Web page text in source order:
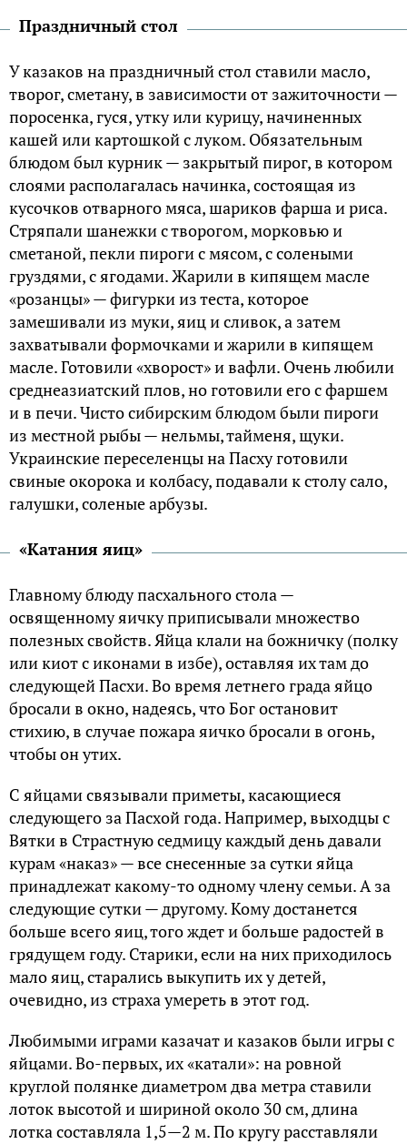
Праздничный стол
У казаков на праздничный стол ставили масло,
творог, сметану, в зависимости от зажиточности —
поросенка, гуся, утку или курицу, начиненных
кашей или картошкой с луком. Обязательным
блюдом был курник — закрытый пирог, в котором
слоями располагалась начинка, состоящая из
кусочков отварного мяса, шариков фарша и риса.
Стряпали шанежки с творогом, морковью и
сметаной, пекли пироги с мясом, с солеными
груздями, с ягодами. Жарили в кипящем масле
«розанцы» — фигурки из теста, которое
замешивали из муки, яиц и сливок, а затем
захватывали формочками и жарили в кипящем
масле. Готовили «хворост» и вафли. Очень любили
среднеазиатский плов, но готовили его с фаршем
и в печи. Чисто сибирским блюдом были пироги
из местной рыбы — нельмы, тайменя, щуки.
Украинские переселенцы на Пасху готовили
свиные окорока и колбасу, подавали к столу сало,
галушки, соленые арбузы.
«Катания яиц»
Главному блюду пасхального стола —
освященному яичку приписывали множество
полезных свойств. Яйца клали на божничку (полку
или киот с иконами в избе), оставляя их там до
следующей Пасхи. Во время летнего града яйцо
бросали в окно, надеясь, что Бог остановит
стихию, в случае пожара яичко бросали в огонь,
чтобы он утих.
С яйцами связывали приметы, касающиеся
следующего за Пасхой года. Например, выходцы с
Вятки в Страстную седмицу каждый день давали
курам «наказ» — все снесенные за сутки яйца
принадлежат какому-то одному члену семьи. А за
следующие сутки — другому. Кому достанется
больше всего яиц, того ждет и больше радостей в
грядущем году. Старики, если на них приходилось
мало яиц, старались выкупить их у детей,
очевидно, из страха умереть в этот год.
Любимыми играми казачат и казаков были игры с
яйцами. Во-первых, их «катали»: на ровной
круглой полянке диаметром два метра ставили
лоток высотой и шириной около 30 см, длина
лотка составляла 1,5—2 м. По кругу расставляли